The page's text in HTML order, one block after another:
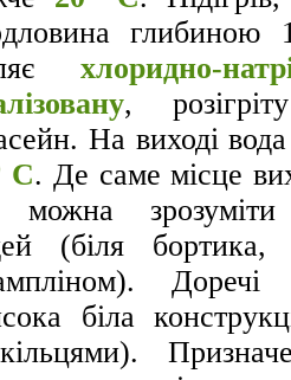
глибиною
хлоридно-
,
На виході
С. Де саме місце
можна
(біля бортика,
Доречі
біла